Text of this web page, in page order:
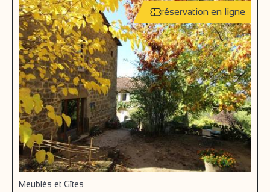
réservation en ligne
Meublés et Gîtes